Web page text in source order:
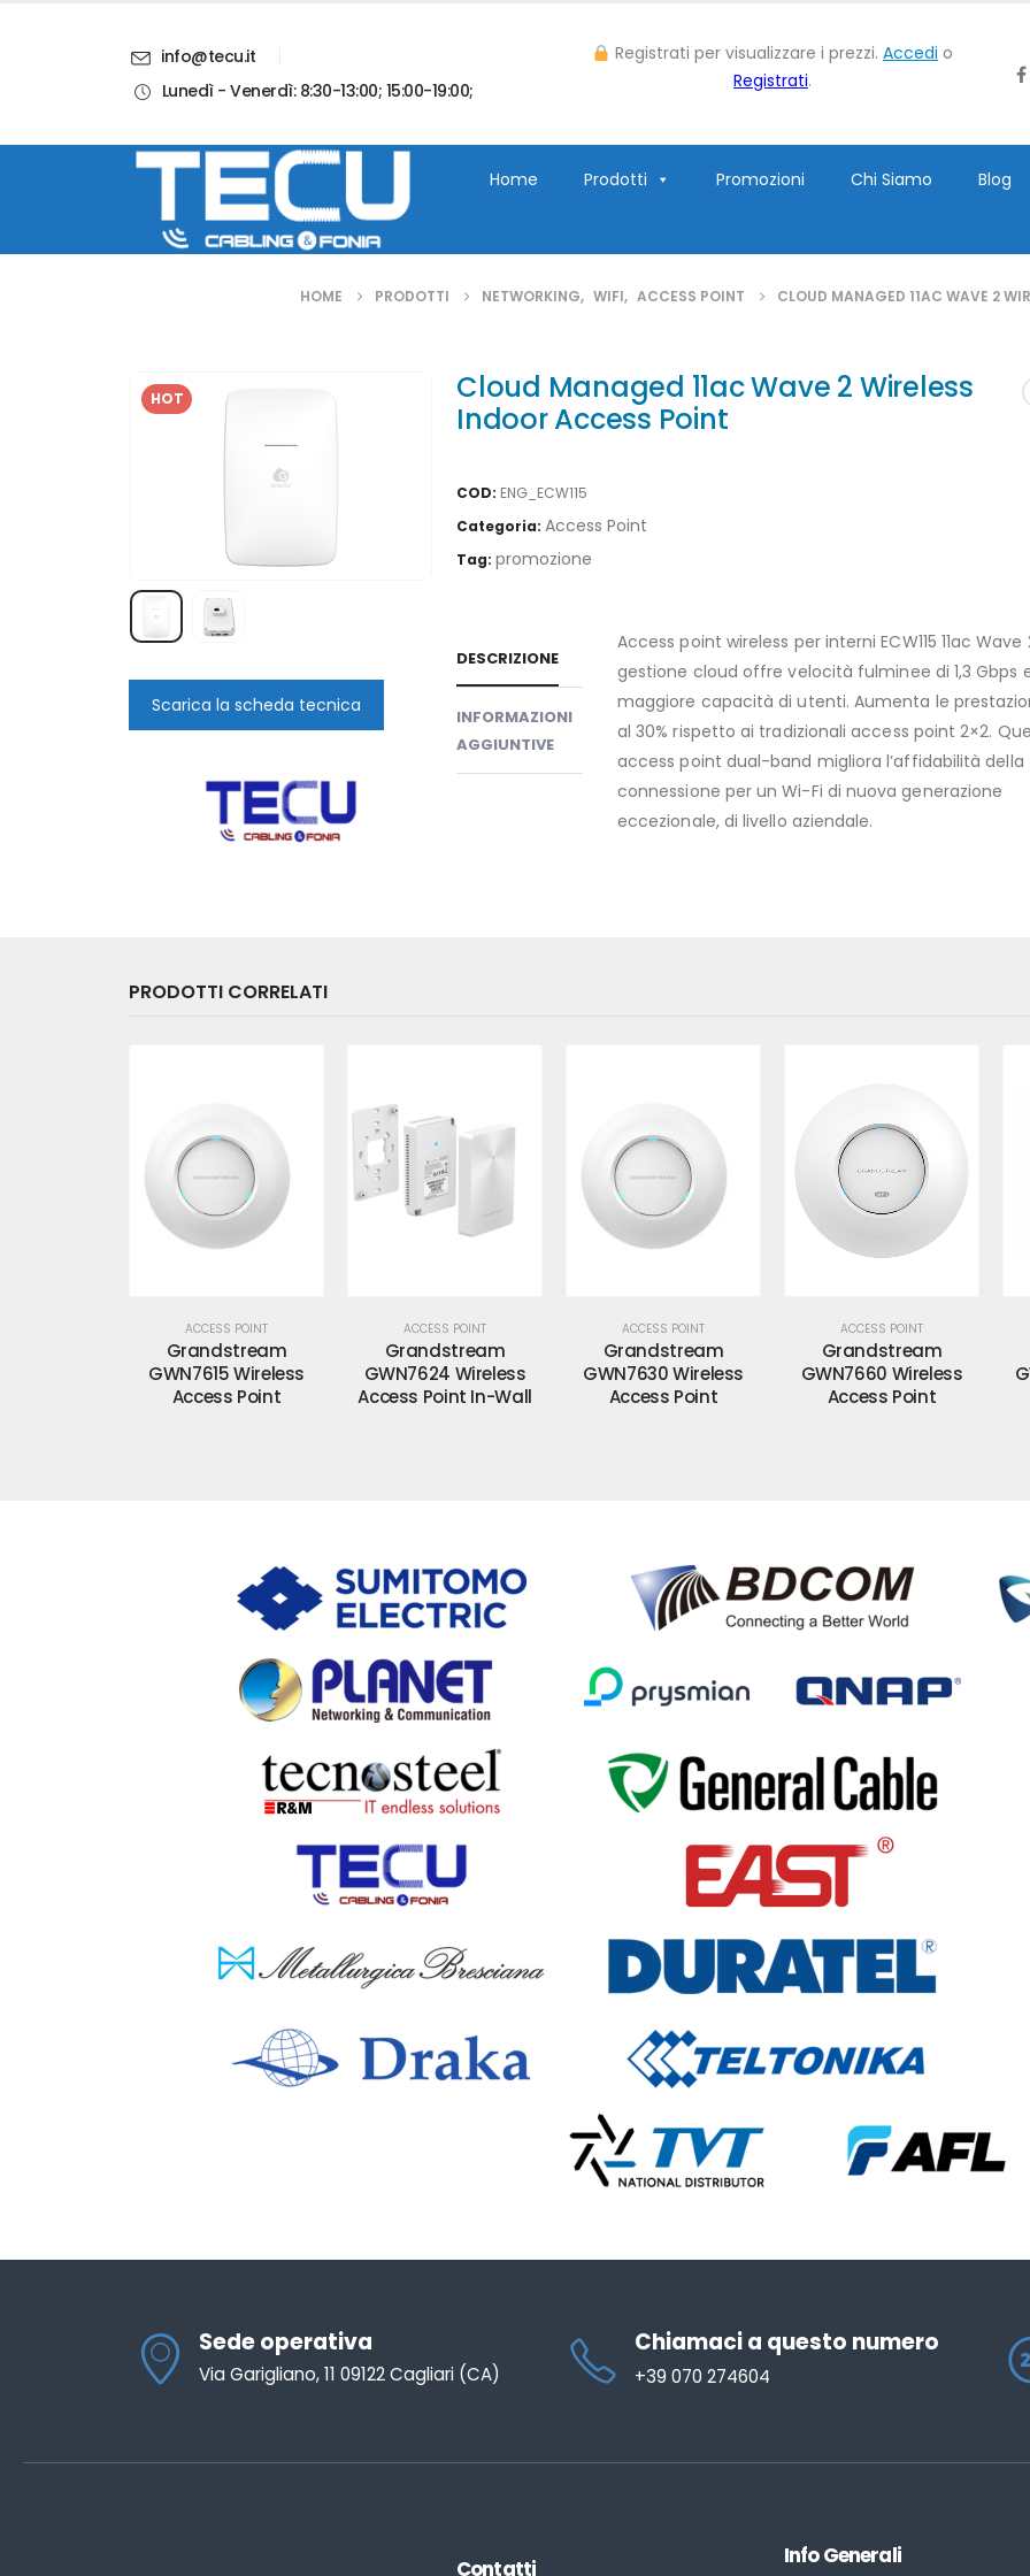
info@tecu.it
Lunedì - Venerdì: 8:30-13:00; 15:00-19:00;
Registrati per visualizzare i prezzi. Accedi o
Registrati.
Home Prodotti Promozioni Chi Siamo Blog
HOME PRODOTTI NETWORKING, WIFI, ACCESS POINT CLOUD MANAGED 11AC WAVE 2
HOT
Scarica la scheda tecnica
Cloud Managed 11ac Wave 2 Wireless
Indoor Access Point
COD: ENG_ECW115
Categoria: Access Point
Tag: promozione
DESCRIZIONE
INFORMAZIONI
AGGIUNTIVE
Access point wireless per interni ECW115 11ac Wave
gestione cloud offre velocità fulminee di 1,3 Gbps
maggiore capacità di utenti. Aumenta le
al 30% rispetto ai tradizionali access point 2×2.
access point dual-band migliora l’affidabilità della
connessione per un Wi-Fi di nuova generazione
eccezionale, di livello aziendale.
PRODOTTI CORRELATI
ACCESS POINT
Grandstream
GWN7615 Wireless
Access Point
ACCESS POINT
Grandstream
GWN7624 Wireless
Access Point In-Wall
ACCESS POINT
Grandstream
GWN7630 Wireless
Access Point
ACCESS POINT
Grandstream
GWN7660 Wireless
Access Point
Sede operativa
Via Garigliano, 11 09122 Cagliari (CA)
Chiamaci a questo numero
+39 070 274604
Contatti Info Generali
Blog Contatti Account